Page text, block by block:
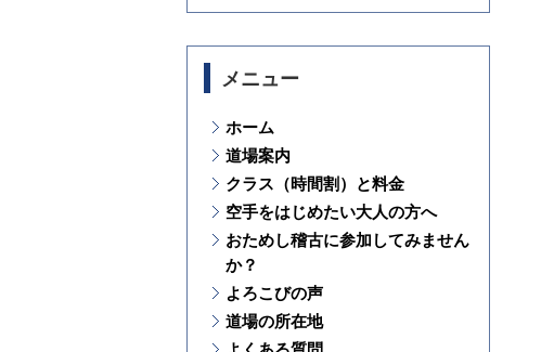
メニュー
ホーム
道場案内
クラス（時間割）と料金
空手をはじめたい大人の方へ
おためし稽古に参加してみません
か？
よろこびの声
道場の所在地